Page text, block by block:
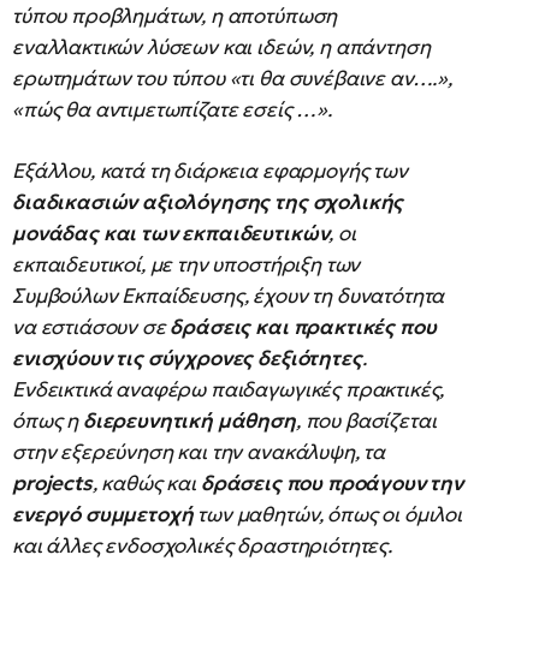
τύπου προβλημάτων, η αποτύπωση
εναλλακτικών λύσεων και ιδεών, η απάντηση
ερωτημάτων του τύπου «τι θα συνέβαινε αν….»,
«πώς θα αντιμετωπίζατε εσείς …».
Εξάλλου, κατά τη διάρκεια εφαρμογής των
διαδικασιών αξιολόγησης της σχολικής
μονάδας και των εκπαιδευτικών, οι
εκπαιδευτικοί, με την υποστήριξη των
Συμβούλων Εκπαίδευσης, έχουν τη δυνατότητα
να εστιάσουν σεδράσεις και πρακτικές που
ενισχύουν τις σύγχρονες δεξιότητες.
Ενδεικτικά αναφέρω παιδαγωγικές πρακτικές,
όπως ηδιερευνητική μάθηση, που βασίζεται
στην εξερεύνηση και την ανακάλυψη, τα
projects, καθώς και δράσεις που προάγουν την
ενεργό συμμετοχήτων μαθητών, όπως οι όμιλοι
και άλλες ενδοσχολικές δραστηριότητες.